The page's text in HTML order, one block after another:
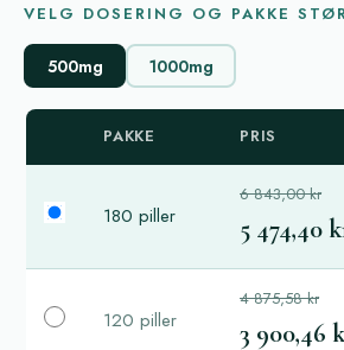
VELG DOSERING OG PAKKE
500mg 1000mg
PAKKE PRIS
180 piller
6 843,00 kr
5 474,40
120 piller
4 875,58 kr
3 900,46